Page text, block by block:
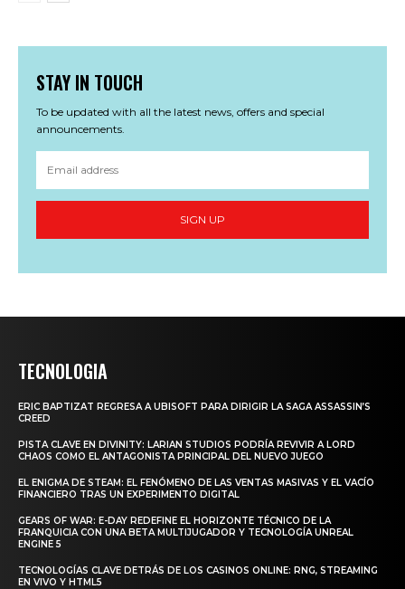
STAY IN TOUCH
To be updated with all the latest news, offers and special
announcements.
SIGN UP
TECNOLOGIA
ERIC BAPTIZAT REGRESA A UBISOFT PARA DIRIGIR LA SAGA ASSASSIN’S
CREED
PISTA CLAVE EN DIVINITY: LARIAN STUDIOS PODRÍA REVIVIR A LORD
CHAOS COMO EL ANTAGONISTA PRINCIPAL DEL NUEVO JUEGO
EL ENIGMA DE STEAM: EL FENÓMENO DE LAS VENTAS MASIVAS Y EL VACÍO
FINANCIERO TRAS UN EXPERIMENTO DIGITAL
GEARS OF WAR: E-DAY REDEFINE EL HORIZONTE TÉCNICO DE LA
FRANQUICIA CON UNA BETA MULTIJUGADOR Y TECNOLOGÍA UNREAL
ENGINE 5
TECNOLOGÍAS CLAVE DETRÁS DE LOS CASINOS ONLINE: RNG, STREAMING
EN VIVO Y HTML5